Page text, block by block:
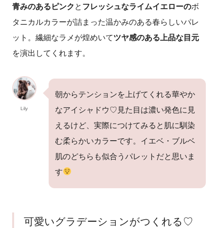
青みのあるピンク と フレッシュなライムイエローのボ
タニカルカラーが詰まった温かみのある春らしいパレ
ット。繊細なラメが煌めいてツヤ感のある上品な目元
を演出してくれます。
Lily
朝からテンションを上げてくれる華やか
なアイシャドウ♡見た目は濃い発色に見
えるけど、実際につけてみると肌に馴染
む柔らかいカラーです。イエベ・ブルベ
肌のどちらも似合うパレットだと思いま
す
可愛いグラデーションがつくれる♡